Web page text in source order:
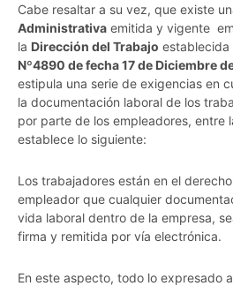
Cabe resaltar a su vez, que existe
Administrativa emitida y vigente
la Dirección del Trabajo establecida
Nº4890 de fecha 17 de Diciembre
estipula una serie de exigencias en
la documentación laboral de los
por parte de los empleadores, entre
establece lo siguiente:
Los trabajadores están en el
empleador que cualquier
vida laboral dentro de la empresa,
firma y remitida por vía electrónica.
En este aspecto, todo lo expresado